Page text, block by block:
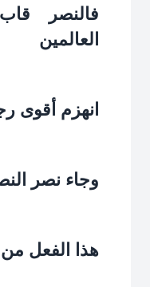
فالنصر
العالمين‏
انهزم أقوى
وجاء نصر
هذا الفعل